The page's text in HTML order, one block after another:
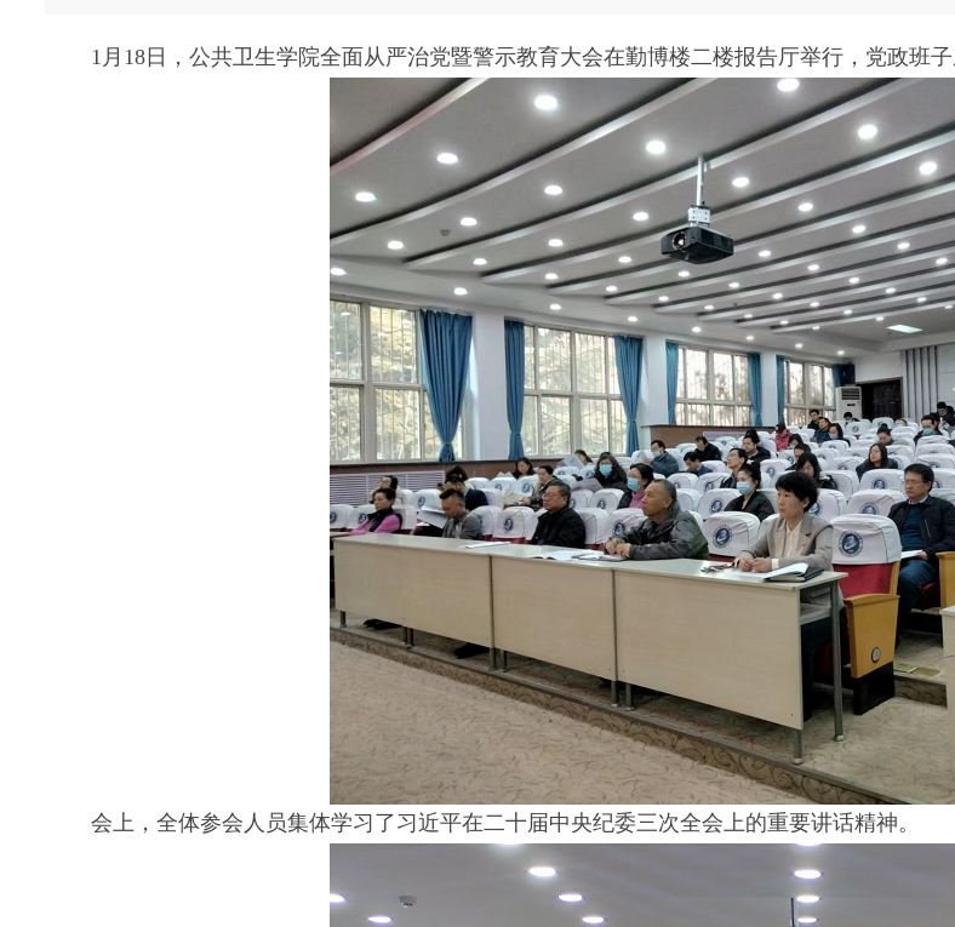
1月18日，公共卫生学院全面从严治党暨警示教育大会在勤博楼二楼报告厅举行，党政班
会上，全体参会人员集体学习了习近平在二十届中央纪委三次全会上的重要讲话精神。